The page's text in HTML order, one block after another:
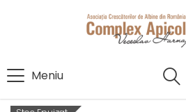
Meniu